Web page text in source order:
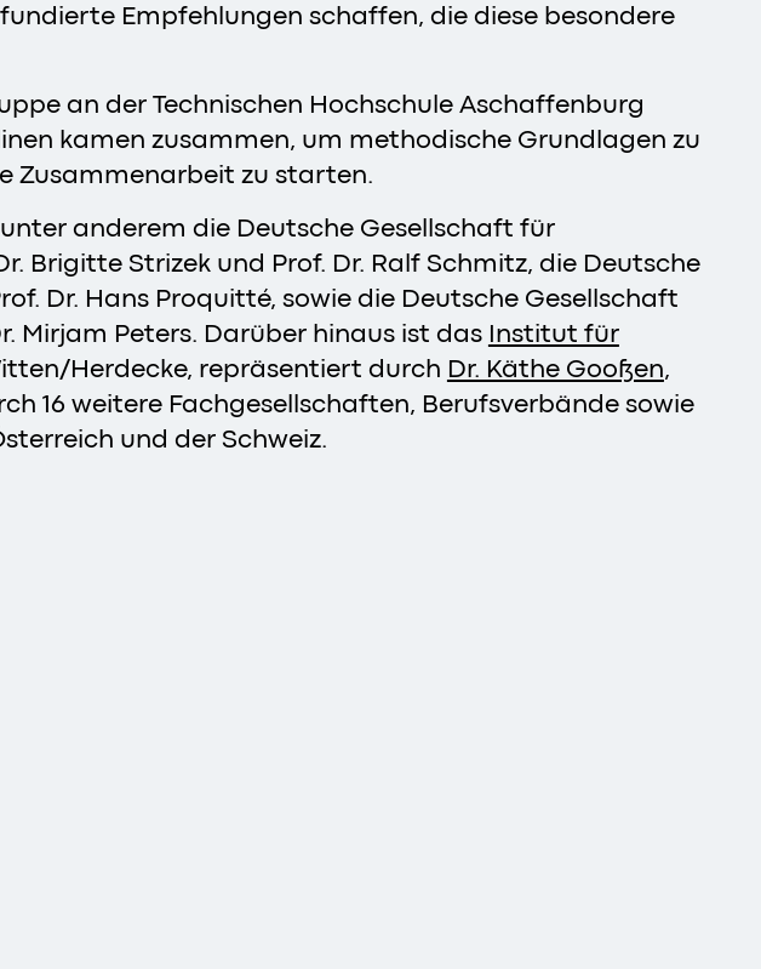
Empfehlungen schaffen, die diese besondere
an der Technischen Hochschule Aschaffenburg
kamen zusammen, um methodische Grundlagen zu
Zusammenarbeit zu starten.
anderem die Deutsche Gesellschaft für
Brigitte Strizek und Prof. Dr. Ralf Schmitz, die Deutsche
Dr. Hans Proquitté, sowie die Deutsche Gesellschaft
Mirjam Peters. Darüber hinaus ist das Institut für
Herdecke, repräsentiert durch Dr. Käthe Gooßen,
16 weitere Fachgesellschaften, Berufsverbände sowie
und der Schweiz.